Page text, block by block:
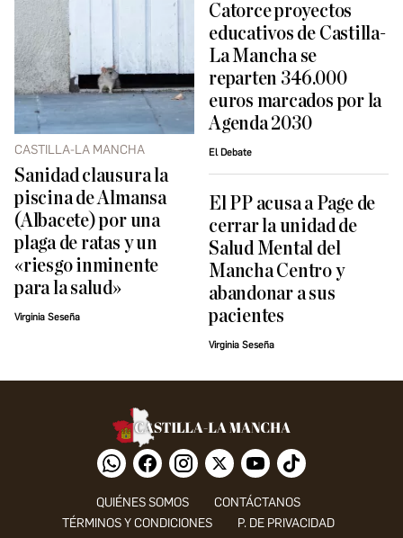
CASTILLA-LA MANCHA
Sanidad clausura la
piscina de Almansa
(Albacete) por una
plaga de ratas y un
«riesgo inminente
para la salud»
Virginia Seseña
Catorce proyectos
educativos de Castilla-
La Mancha se
reparten 346.000
euros marcados por la
Agenda 2030
El Debate
El PP acusa a Page de
cerrar la unidad de
Salud Mental del
Mancha Centro y
abandonar a sus
pacientes
Virginia Seseña
QUIÉNES SOMOS
CONTÁCTANOS
TÉRMINOS Y CONDICIONES
P. DE PRIVACIDAD